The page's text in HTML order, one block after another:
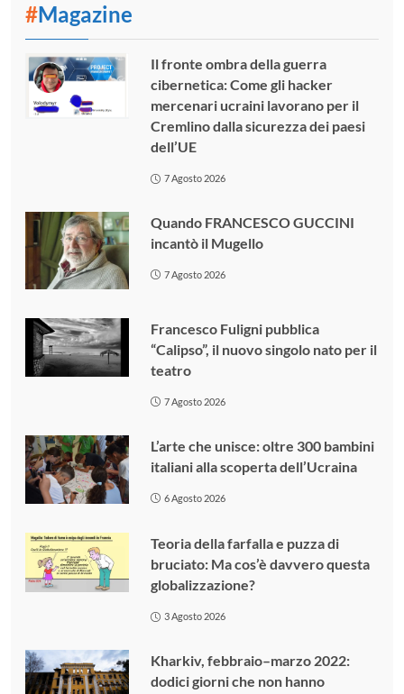
#Magazine
Il fronte ombra della guerra
cibernetica: Come gli hacker
mercenari ucraini lavorano per il
Cremlino dalla sicurezza dei paesi
dell’UE
7 Agosto 2026
Quando FRANCESCO GUCCINI
incantò il Mugello
7 Agosto 2026
Francesco Fuligni pubblica
“Calipso”, il nuovo singolo nato per il
teatro
7 Agosto 2026
L’arte che unisce: oltre 300 bambini
italiani alla scoperta dell’Ucraina
6 Agosto 2026
Teoria della farfalla e puzza di
bruciato: Ma cos’è davvero questa
globalizzazione?
3 Agosto 2026
Kharkiv, febbraio–marzo 2022:
dodici giorni che non hanno